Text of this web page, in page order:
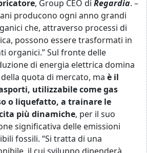
, Group CEO di Regardia. –
producono ogni anno grandi
che, attraverso processi di
possono essere trasformati in
organici.” Sul fronte delle
di energia elettrica domina
quota di mercato, ma è il
utilizzabile come gas
o liquefatto, a trainare le
più dinamiche, per il suo
significativa delle emissioni
fossili. “Si tratta di una